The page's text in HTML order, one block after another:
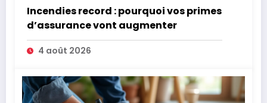
Incendies record : pourquoi vos primes
d’assurance vont augmenter
4 août 2026